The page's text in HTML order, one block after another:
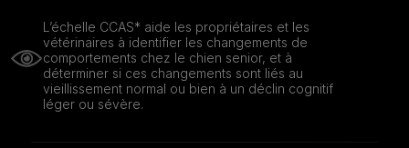
L’échelle CCAS* aide les propriétaires et les
vétérinaires à identifier les changements de
comportements chez le chien senior, et à
déterminer si ces changements sont liés au
vieillissement normal ou bien à un déclin cognitif
léger ou sévère.